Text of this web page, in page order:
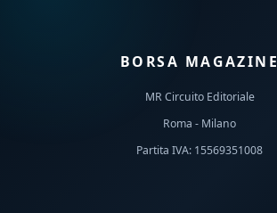
BORSA MAGAZINE
MR Circuito Editoriale
Roma - Milano
Partita IVA: 15569351008